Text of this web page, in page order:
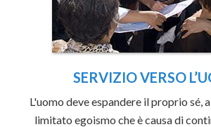
SERVIZIO VERSO
L'uomo deve espandere il proprio sé,
limitato egoismo che è causa di